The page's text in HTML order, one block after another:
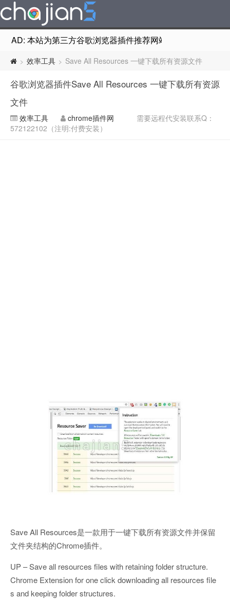
AD: 本站为第三方谷歌浏览器插件推荐网站，非Google
> 效率工具 > Save All Resources 一键下载所有资源文件
谷歌浏览器插件Save All Resources 一键下载所有资源
文件
效率工具 chrome插件网
需要远程代安装联系Q：
572122102（注明:付费安装）
Save All Resources是一款用于一键下载所有资源文件并保留
文件夹结构的Chrome插件。
UP – Save all resources files with retaining folder structure.
Chrome Extension for one click downloading all resources file
s and keeping folder structures.